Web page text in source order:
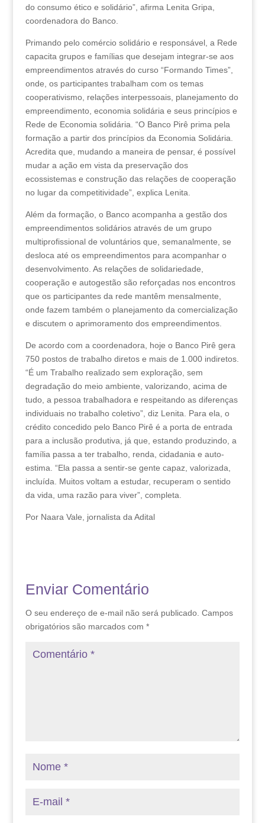
do consumo ético e solidário”, afirma Lenita Gripa,
coordenadora do Banco.
Primando pelo comércio solidário e responsável, a Rede
capacita grupos e famílias que desejam integrar-se aos
empreendimentos através do curso “Formando Times”,
onde, os participantes trabalham com os temas
cooperativismo, relações interpessoais, planejamento do
empreendimento, economia solidária e seus princípios e
Rede de Economia solidária. “O Banco Pirê prima pela
formação a partir dos princípios da Economia Solidária.
Acredita que, mudando a maneira de pensar, é possível
mudar a ação em vista da preservação dos
ecossistemas e construção das relações de cooperação
no lugar da competitividade”, explica Lenita.
Além da formação, o Banco acompanha a gestão dos
empreendimentos solidários através de um grupo
multiprofissional de voluntários que, semanalmente, se
desloca até os empreendimentos para acompanhar o
desenvolvimento. As relações de solidariedade,
cooperação e autogestão são reforçadas nos encontros
que os participantes da rede mantêm mensalmente,
onde fazem também o planejamento da comercialização
e discutem o aprimoramento dos empreendimentos.
De acordo com a coordenadora, hoje o Banco Pirê gera
750 postos de trabalho diretos e mais de 1.000 indiretos.
“É um Trabalho realizado sem exploração, sem
degradação do meio ambiente, valorizando, acima de
tudo, a pessoa trabalhadora e respeitando as diferenças
individuais no trabalho coletivo”, diz Lenita. Para ela, o
crédito concedido pelo Banco Pirê é a porta de entrada
para a inclusão produtiva, já que, estando produzindo, a
família passa a ter trabalho, renda, cidadania e auto-
estima. “Ela passa a sentir-se gente capaz, valorizada,
incluída. Muitos voltam a estudar, recuperam o sentido
da vida, uma razão para viver”, completa.
Por Naara Vale, jornalista da Adital
Enviar Comentário
O seu endereço de e-mail não será publicado. Campos
obrigatórios são marcados com *